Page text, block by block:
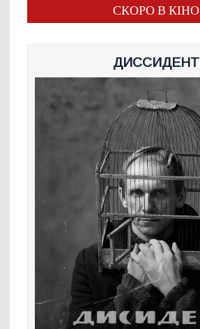
СКОРО В КІНО
ДИССИДЕНТ